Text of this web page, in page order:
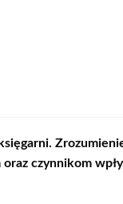
czynnikom